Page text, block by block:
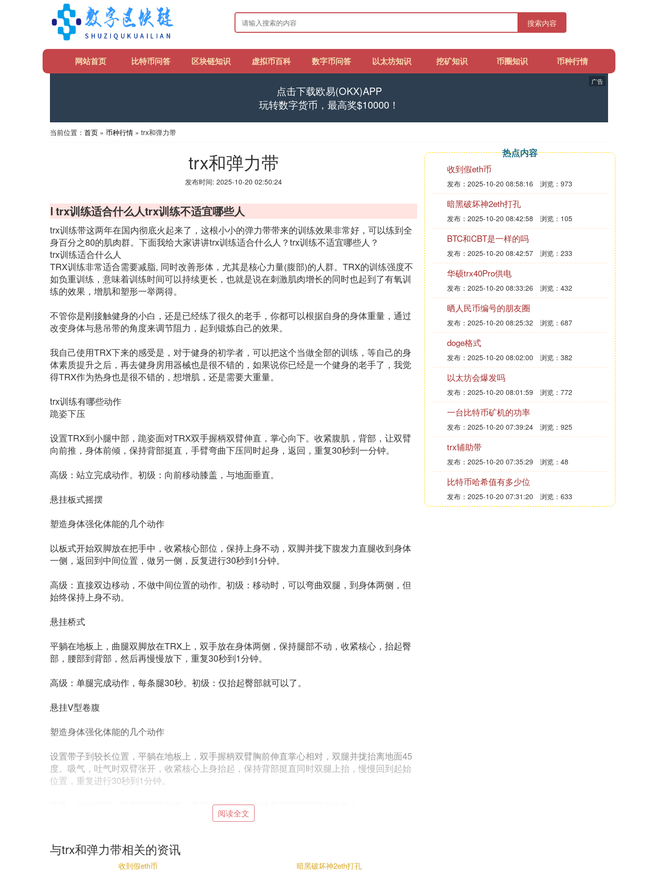
搜索内容
网站首页 比特币问答 区块链知识 虚拟币百科 数字币问答 以太坊知识 挖矿知识 币圈知识 币种行情
点击下载欧易(OKX)APP
玩转数字货币，最高奖$10000！
广告
当前位置： 首页 » 币种行情 » trx和弹力带
trx和弹力带
发布时间: 2025-10-20 02:50:24
Ⅰ trx训练适合什么人trx训练不适宜哪些人
trx训练带这两年在国内彻底火起来了，这根小小的弹力带带来的训练效果非常好，可以练到全
身百分之80的肌肉群。下面我给大家讲讲trx训练适合什么人？trx训练不适宜哪些人？
trx训练适合什么人
TRX训练非常适合需要减脂, 同时改善形体，尤其是核心力量(腹部)的人群。TRX的训练强度不
如负重训练，意味着训练时间可以持续更长，也就是说在刺激肌肉增长的同时也起到了有氧训
练的效果，增肌和塑形一举两得。
不管你是刚接触健身的小白，还是已经练了很久的老手，你都可以根据自身的身体重量，通过
改变身体与悬吊带的角度来调节阻力，起到锻炼自己的效果。
我自己使用TRX下来的感受是，对于健身的初学者，可以把这个当做全部的训练，等自己的身
体素质提升之后，再去健身房用器械也是很不错的，如果说你已经是一个健身的老手了，我觉
得TRX作为热身也是很不错的，想增肌，还是需要大重量。
trx训练有哪些动作
跪姿下压
设置TRX到小腿中部，跪姿面对TRX双手握柄双臂伸直，掌心向下。收紧腹肌，背部，让双臂
向前推，身体前倾，保持背部挺直，手臂弯曲下压同时起身，返回，重复30秒到一分钟。
高级：站立完成动作。初级：向前移动膝盖，与地面垂直。
悬挂板式摇摆
塑造身体强化体能的几个动作
以板式开始双脚放在把手中，收紧核心部位，保持上身不动，双脚并拢下腹发力直腿收到身体
一侧，返回到中间位置，做另一侧，反复进行30秒到1分钟。
高级：直接双边移动，不做中间位置的动作。初级：移动时，可以弯曲双腿，到身体两侧，但
始终保持上身不动。
悬挂桥式
平躺在地板上，曲腿双脚放在TRX上，双手放在身体两侧，保持腿部不动，收紧核心，抬起臀
部，腰部到背部，然后再慢慢放下，重复30秒到1分钟。
高级：单腿完成动作，每条腿30秒。初级：仅抬起臀部就可以了。
悬挂V型卷腹
塑造身体强化体能的几个动作
设置带子到较长位置，平躺在地板上，双手握柄双臂胸前伸直掌心相对，双腿并拢抬离地面45
度。吸气，吐气时双臂张开，收紧核心上身抬起，保持背部挺直同时双腿上抬，慢慢回到起始
位置，重复进行30秒到1分钟。
高级：做动作时，双腿尽可能放低，再抬起。初级：始终保持双腿平放在地板上。
TRX其实并不是这条训练挂绳的名字，它的全称为Total Resistance Exercise，意为“全身抗阻
力锻炼”。当然你可以不官方的叫它“随时随地吊起来练”。
阅读全文
与trx和弹力带相关的资讯
收到假eth币
暗黑破坏神2eth打孔
热点内容
收到假eth币
发布：2025-10-20 08:58:16 浏览：973
暗黑破坏神2eth打孔
发布：2025-10-20 08:42:58 浏览：105
BTC和CBT是一样的吗
发布：2025-10-20 08:42:57 浏览：233
华硕trx40Pro供电
发布：2025-10-20 08:33:26 浏览：432
晒人民币编号的朋友圈
发布：2025-10-20 08:25:32 浏览：687
doge格式
发布：2025-10-20 08:02:00 浏览：382
以太坊会爆发吗
发布：2025-10-20 08:01:59 浏览：772
一台比特币矿机的功率
发布：2025-10-20 07:39:24 浏览：925
trx辅助带
发布：2025-10-20 07:35:29 浏览：48
比特币哈希值有多少位
发布：2025-10-20 07:31:20 浏览：633